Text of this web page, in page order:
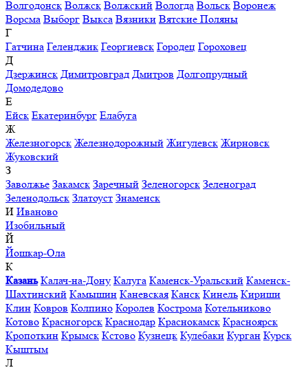
Волгодонск Волжск Волжский Вологда Вольск Воронеж
Ворсма Выборг Выкса Вязники Вятские Поляны
Г
Гатчина Геленджик Георгиевск Городец Гороховец
Д
Дзержинск Димитровград Дмитров Долгопрудный
Домодедово
Е
Ейск Екатеринбург Елабуга
Ж
Железногорск Железнодорожный Жигулевск Жирновск
Жуковский
З
Заволжье Закамск Заречный Зеленогорск Зеленоград
Зеленодольск Златоуст Знаменск
И Иваново
Изобильный
Й
Йошкар-Ола
К
Казань Калач-на-Дону Калуга Каменск-Уральский Каменск-
Шахтинский Камышин Каневская Канск Кинель Кириши
Клин Ковров Колпино Королев Кострома Котельниково
Котово Красногорск Краснодар Краснокамск Красноярск
Кропоткин Крымск Кстово Кузнецк Кулебаки Курган Курск
Кыштым
Л